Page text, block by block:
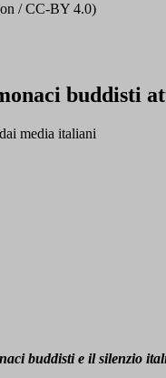
/ CC‑BY 4.0)
buddisti
media italiani
buddisti e il silenzio